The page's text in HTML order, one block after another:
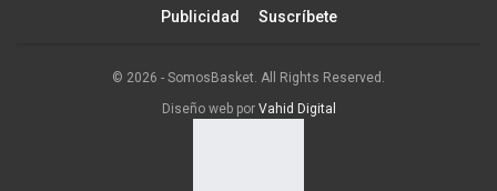
Publicidad
Suscríbete
© 2026 - SomosBasket. All Rights Reserved.
Diseño web por Vahid Digital